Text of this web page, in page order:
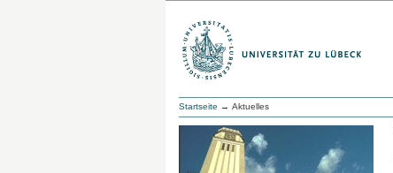
Startseite → Aktuelles